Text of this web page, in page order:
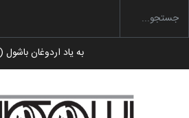
به یاد اردوغان باشول (۱۹۳۶–۲۰۲۶)